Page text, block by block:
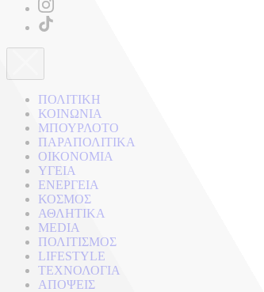
ΠΟΛΙΤΙΚΗ
ΚΟΙΝΩΝΙΑ
ΜΠΟΥΡΛΟΤΟ
ΠΑΡΑΠΟΛΙΤΙΚΑ
ΟΙΚΟΝΟΜΙΑ
ΥΓΕΙΑ
ΕΝΕΡΓΕΙΑ
ΚΟΣΜΟΣ
ΑΘΛΗΤΙΚΑ
MEDIA
ΠΟΛΙΤΙΣΜΟΣ
LIFESTYLE
ΤΕΧΝΟΛΟΓΙΑ
ΑΠΟΨΕΙΣ